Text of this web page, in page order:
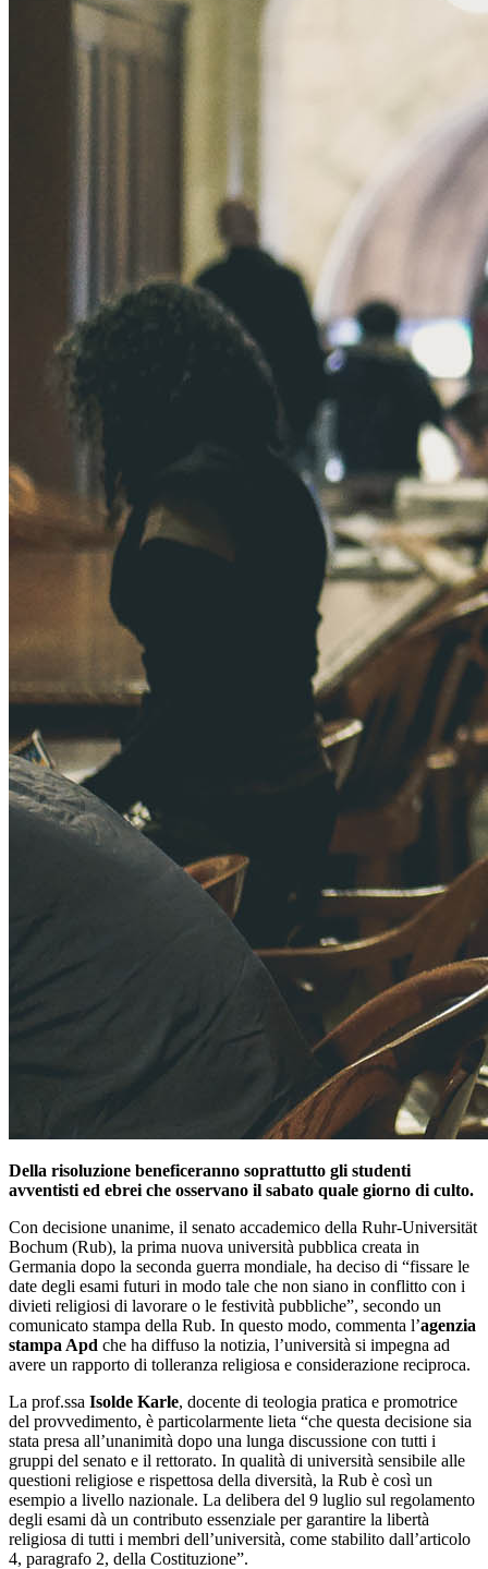
Della risoluzione beneficeranno soprattutto gli studenti
avventisti ed ebrei che osservano il sabato quale giorno di culto.
Con decisione unanime, il senato accademico della Ruhr-Universität
Bochum (Rub), la prima nuova università pubblica creata in
Germania dopo la seconda guerra mondiale, ha deciso di “fissare le
date degli esami futuri in modo tale che non siano in conflitto con i
divieti religiosi di lavorare o le festività pubbliche”, secondo un
comunicato stampa della Rub. In questo modo, commenta l’agenzia
stampa Apd che ha diffuso la notizia, l’università si impegna ad
avere un rapporto di tolleranza religiosa e considerazione reciproca.
La prof.ssa Isolde Karle, docente di teologia pratica e promotrice
del provvedimento, è particolarmente lieta “che questa decisione sia
stata presa all’unanimità dopo una lunga discussione con tutti i
gruppi del senato e il rettorato. In qualità di università sensibile alle
questioni religiose e rispettosa della diversità, la Rub è così un
esempio a livello nazionale. La delibera del 9 luglio sul regolamento
degli esami dà un contributo essenziale per garantire la libertà
religiosa di tutti i membri dell’università, come stabilito dall’articolo
4, paragrafo 2, della Costituzione”.